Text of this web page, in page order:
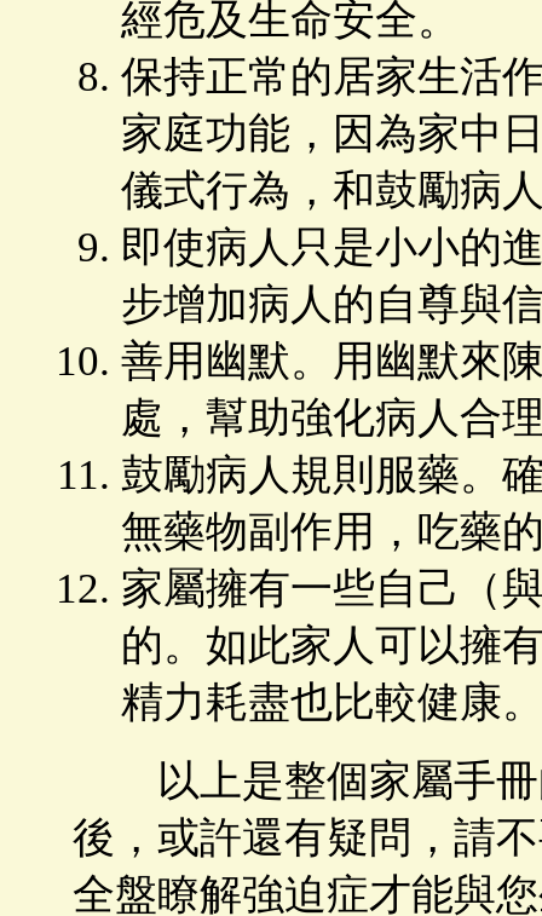
經危及生命安全。
保持正常的居家生活
家庭功能，因為家中
儀式行為，和鼓勵病
即使病人只是小小的
步增加病人的自尊與
善用幽默。用幽默來
處，幫助強化病人合
鼓勵病人規則服藥。
無藥物副作用，吃藥
家屬擁有一些自己（
的。如此家人可以擁
精力耗盡也比較健康
以上是整個家屬手冊
後，或許還有疑問，請
全盤瞭解強迫症才能與